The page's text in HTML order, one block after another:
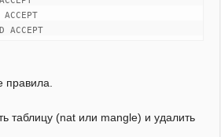
ACCEPT
правила.
таблицу (nat или mangle) и удалить